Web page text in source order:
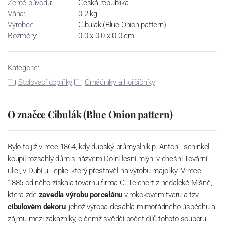
Země původu:
Česká republika
Váha:
0.2 kg
Výrobce:
Cibulák (Blue Onion pattern)
Rozměry:
0.0 x 0.0 x 0.0 cm
Kategorie:
Stolovací doplňky
Omáčníky a hořčičníky
O značce Cibulák (Blue Onion pattern)
Bylo to již v roce 1864, kdy dubský průmyslník p. Anton Tschinkel
koupil rozsáhlý dům s názvem Dolní lesní mlýn, v dnešní Tovární
ulici, v Dubí u Teplic, který přestavěl na výrobu majoliky. V roce
1885 od něho získala továrnu firma C. Teichert z nedaleké Míšně,
která zde zavedla výrobu porcelánu v rokokovém tvaru a tzv.
cibulovém dekoru, jehož výroba dosáhla mimořádného úspěchu a
zájmu mezi zákazníky, o čemž svědčí počet dílů tohoto souboru,